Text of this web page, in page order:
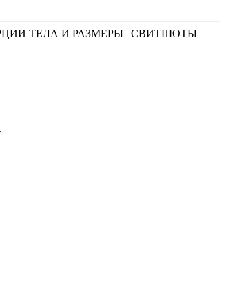
ТЕЛА И РАЗМЕРЫ | СВИТШОТЫ